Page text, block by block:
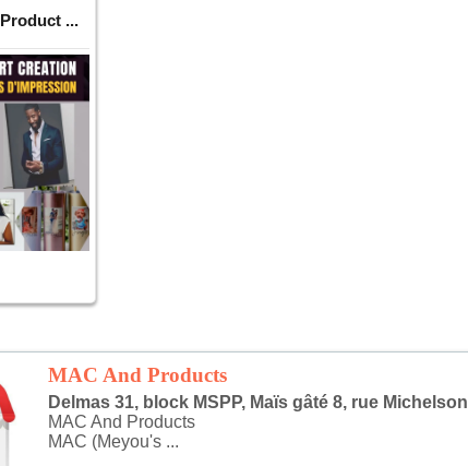
...
MAC And Products
Delmas 31, block MSPP, Maïs gâté 8, rue Michelson
MAC And Products
MAC (Meyou's ...